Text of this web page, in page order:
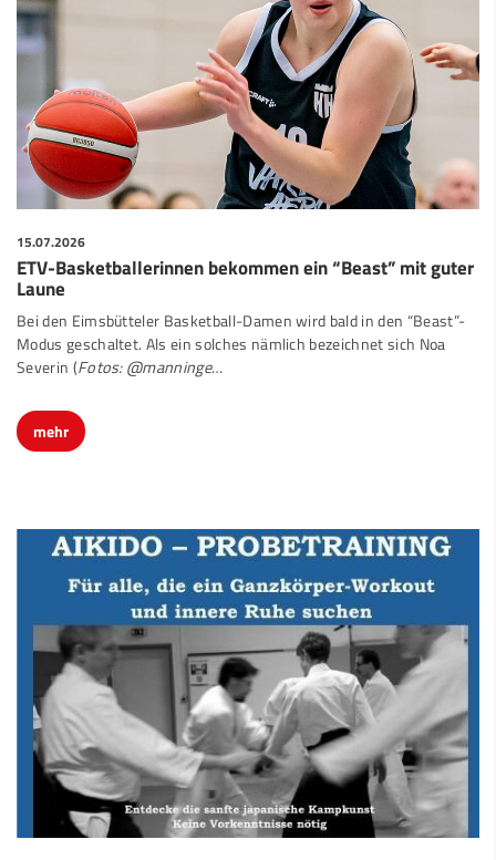
15.07.2026
ETV-Basketballerinnen bekommen ein “Beast” mit guter
Laune
Bei den Eimsbütteler Basketball-Damen wird bald in den “Beast”-
Modus geschaltet. Als ein solches nämlich bezeichnet sich Noa
Severin (Fotos: @manninge…
mehr